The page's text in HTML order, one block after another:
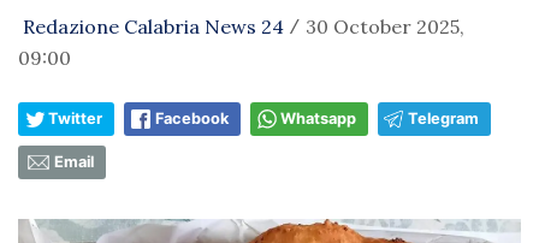
Redazione Calabria News 24 / 30 October 2025,
09:00
Twitter Facebook Whatsapp Telegram
Email